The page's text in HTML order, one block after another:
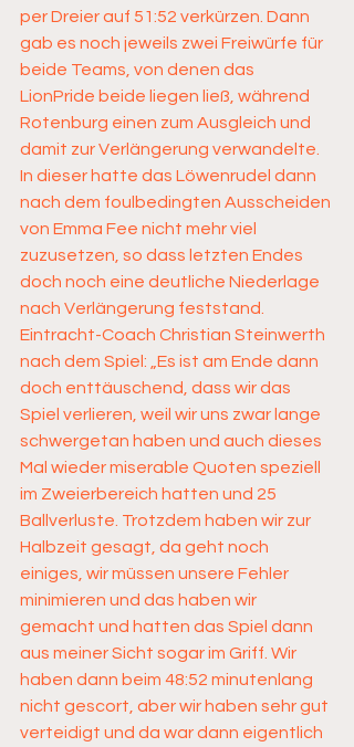
per Dreier auf 51:52 verkürzen. Dann
gab es noch jeweils zwei Freiwürfe für
beide Teams, von denen das
LionPride beide liegen ließ, während
Rotenburg einen zum Ausgleich und
damit zur Verlängerung verwandelte.
In dieser hatte das Löwenrudel dann
nach dem foulbedingten Ausscheiden
von Emma Fee nicht mehr viel
zuzusetzen, so dass letzten Endes
doch noch eine deutliche Niederlage
nach Verlängerung feststand.
Eintracht-Coach Christian Steinwerth
nach dem Spiel: „Es ist am Ende dann
doch enttäuschend, dass wir das
Spiel verlieren, weil wir uns zwar lange
schwergetan haben und auch dieses
Mal wieder miserable Quoten speziell
im Zweierbereich hatten und 25
Ballverluste. Trotzdem haben wir zur
Halbzeit gesagt, da geht noch
einiges, wir müssen unsere Fehler
minimieren und das haben wir
gemacht und hatten das Spiel dann
aus meiner Sicht sogar im Griff. Wir
haben dann beim 48:52 minutenlang
nicht gescort, aber wir haben sehr gut
verteidigt und da war dann eigentlich